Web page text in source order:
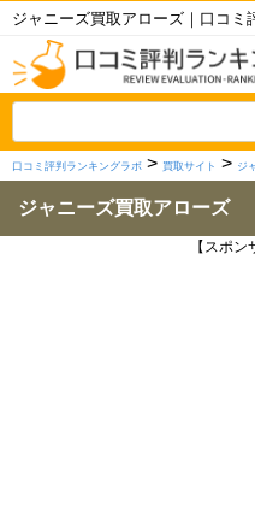
ジャニーズ買取アローズ｜口コミ
口コミ評判ランキングラボ > 買取サイト > ジ
ジャニーズ買取アローズ
【スポン